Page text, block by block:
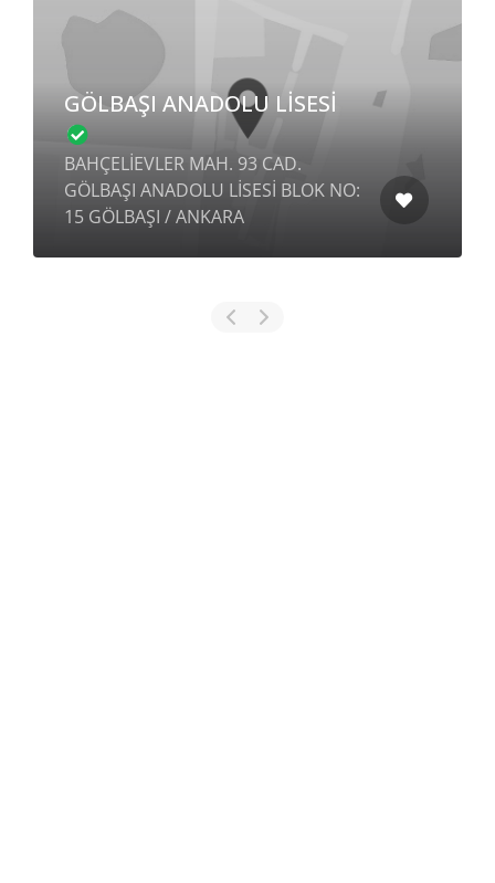
GÖLBAŞI ANADOLU LİSESİ
BAHÇELİEVLER MAH. 93 CAD.
GÖLBAŞI ANADOLU LİSESİ BLOK NO:
15 GÖLBAŞI / ANKARA